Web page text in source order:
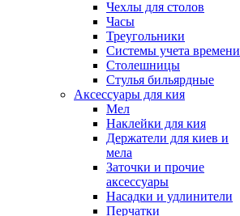
Чехлы для столов
Часы
Треугольники
Системы учета времени
Столешницы
Стулья бильярдные
Аксессуары для кия
Мел
Наклейки для кия
Держатели для киев и
мела
Заточки и прочие
аксессуары
Насадки и удлинители
Перчатки